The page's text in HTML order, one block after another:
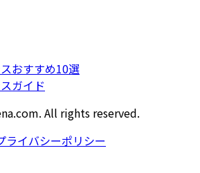
おすすめ10選
ガイド
All rights reserved.
ライバシーポリシー